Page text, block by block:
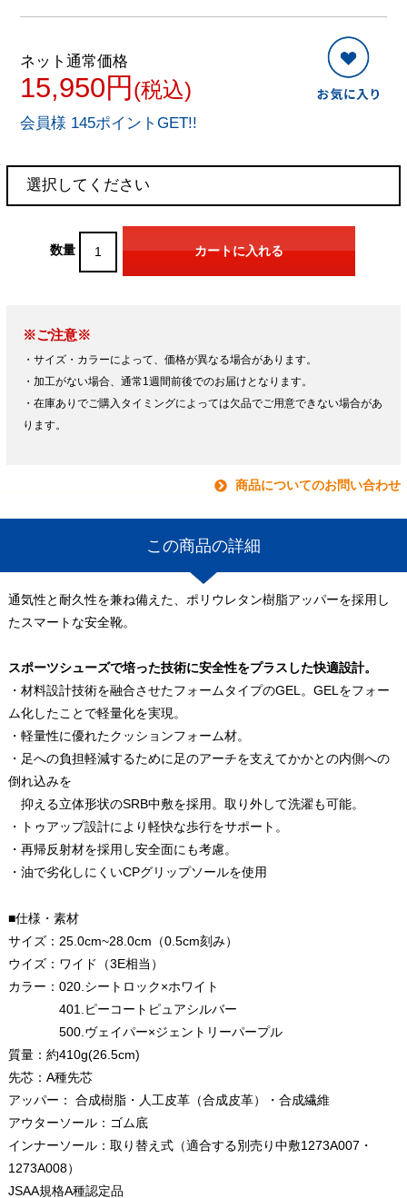
ネット通常価格
15,950円 (税込)
会員様 145ポイントGET!!
数量
※ご注意※
・サイズ・カラーによって、価格が異なる場合があります。
・加工がない場合、通常1週間前後でのお届けとなります。
・在庫ありでご購入タイミングによっては欠品でご用意できない場合があ
ります。
商品についてのお問い合わせ
この商品の詳細
通気性と耐久性を兼ね備えた、ポリウレタン樹脂アッパーを採用し
たスマートな安全靴。
スポーツシューズで培った技術に安全性をプラスした快適設計。
・材料設計技術を融合させたフォームタイプのGEL。GELをフォー
ム化したことで軽量化を実現。
・軽量性に優れたクッションフォーム材。
・足への負担軽減するために足のアーチを支えてかかとの内側への
倒れ込みを
抑える立体形状のSRB中敷を採用。取り外して洗濯も可能。
・トゥアップ設計により軽快な歩行をサポート。
・再帰反射材を採用し安全面にも考慮。
・油で劣化しにくいCPグリップソールを使用
■仕様・素材
サイズ：25.0cm~28.0cm（0.5cm刻み）
ウイズ：ワイド（3E相当）
カラー：020.シートロック×ホワイト
401.ピーコートピュアシルバー
500.ヴェイパー×ジェントリーパープル
質量：約410g(26.5cm)
先芯：A種先芯
アッパー： 合成樹脂・人工皮革（合成皮革）・合成繊維
アウターソール：ゴム底
インナーソール：取り替え式（適合する別売り中敷1273A007・
1273A008）
JSAA規格A種認定品